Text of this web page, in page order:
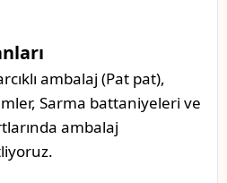
ambalaj (Pat pat),
Sarma battaniyeleri ve
ambalaj